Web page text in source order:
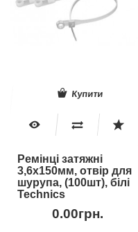
Купити
Ремінці затяжні
3,6х150мм, отвір для
шурупа, (100шт), білі
Technics
0.00грн.